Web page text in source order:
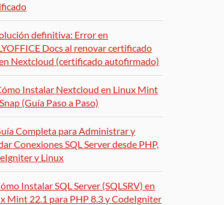
definitiva: Error en
Docs al renovar certificado
en Nextcloud (certificado autofirmado)
Instalar Nextcloud en Linux Mint
(Guía Paso a Paso)
Completa para Administrar y
Conexiones SQL Server desde PHP,
y Linux
Instalar SQL Server (SQLSRV) en
Mint 22.1 para PHP 8.3 y CodeIgniter